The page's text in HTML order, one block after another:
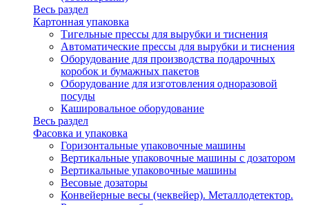
Весь раздел
Картонная упаковка
Тигельные прессы для вырубки и тиснения
Автоматические прессы для вырубки и тиснения
Оборудование для производства подарочных
коробок и бумажных пакетов
Оборудование для изготовления одноразовой
посуды
Кашировальное оборудование
Весь раздел
Фасовка и упаковка
Горизонтальные упаковочные машины
Вертикальные упаковочные машины с дозатором
Вертикальные упаковочные машины
Весовые дозаторы
Конвейерные весы (чеквейер). Металлодетектор.